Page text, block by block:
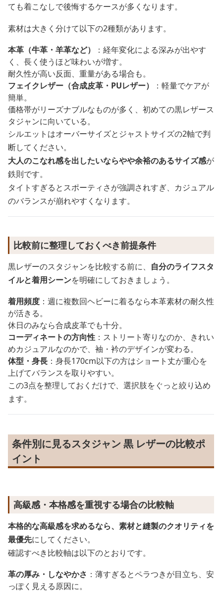
ても着こなしで後悔するケースが多くなります。
素材は大きく分けて以下の2種類があります。
本革（牛革・羊革など）
：経年変化による深みが出やす
く、長く使うほど味わいが増す。
耐久性が高い反面、重量がある場合も。
フェイクレザー（合成皮革・PUレザー）
：軽量でケアが
簡単。
価格帯がリーズナブルなものが多く、初めての黒レザース
タジャンに向いている。
シルエットはオーバーサイズとジャストサイズの2軸で判
断してください。
大人のこなれ感を出したいならやや余裕のあるサイズ感が
鉄則です。
タイトすぎるとスポーティさが強調されすぎ、カジュアル
のバランスが崩れやすくなります。
比較前に整理しておくべき前提条件
黒レザーのスタジャンを比較する前に、 自分のライフスタ
イルと着用シーンを明確にしておきましょう。
着用頻度 ：週に複数回ヘビーに着るなら本革素材の耐久性
が活きる。
休日のみなら合成皮革でも十分。
コーディネートの方向性 ：ストリート寄りなのか、きれい
めカジュアルなのかで、袖・衿のデザインが変わる。
体型・身長 ：身長170cm以下の方はショート丈が重心を
上げてバランスを取りやすい。
この3点を整理しておくだけで、選択肢をぐっと絞り込め
ます。
条件別に見るスタジャン 黒 レザーの比較ポ
イント
高級感・本格感を重視する場合の比較軸
本格的な高級感を求めるなら、素材と縫製のクオリティを
最優先にしてください。
確認すべき比較軸は以下のとおりです。
革の厚み・しなやかさ ：薄すぎるとペラつきが目立ち、安
っぽく見える原因に。